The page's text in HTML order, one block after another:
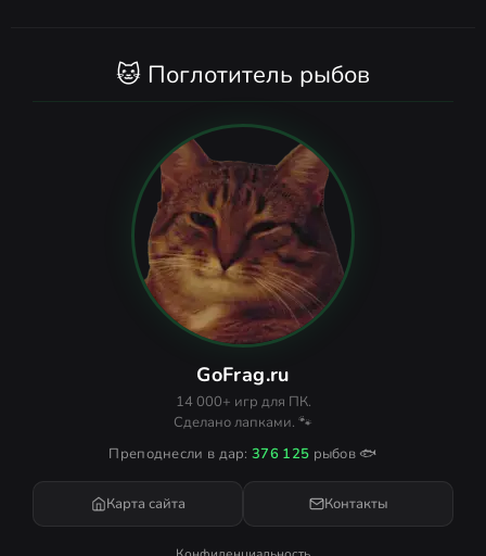
🐱 Поглотитель рыбов
GoFrag.ru
14 000+ игр для ПК.
Сделано лапками. 🐾
Преподнесли в дар:376 125 рыбов 🐟
Карта сайта Контакты